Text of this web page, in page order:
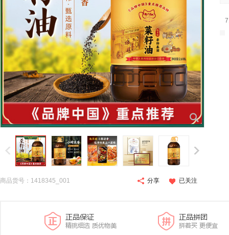
商品货号：1418345_001 分享 已关注